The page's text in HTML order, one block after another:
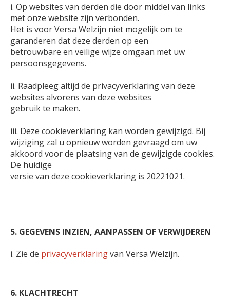
i. Op websites van derden die door middel van links
met onze website zijn verbonden.
Het is voor Versa Welzijn niet mogelijk om te
garanderen dat deze derden op een
betrouwbare en veilige wijze omgaan met uw
persoonsgegevens.
ii. Raadpleeg altijd de privacyverklaring van deze
websites alvorens van deze websites
gebruik te maken.
iii. Deze cookieverklaring kan worden gewijzigd. Bij
wijziging zal u opnieuw worden gevraagd om uw
akkoord voor de plaatsing van de gewijzigde cookies.
De huidige
versie van deze cookieverklaring is 20221021.
5. GEGEVENS INZIEN, AANPASSEN OF VERWIJDEREN
i. Zie de privacyverklaringvan Versa Welzijn.
6. KLACHTRECHT